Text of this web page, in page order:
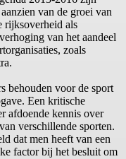
van de groei van
rijksoverheid als
van het aandeel
zoals
behouden voor de sport
Een kritische
afdoende kennis over
verschillende sporten.
dat men heeft van een
factor bij het besluit om